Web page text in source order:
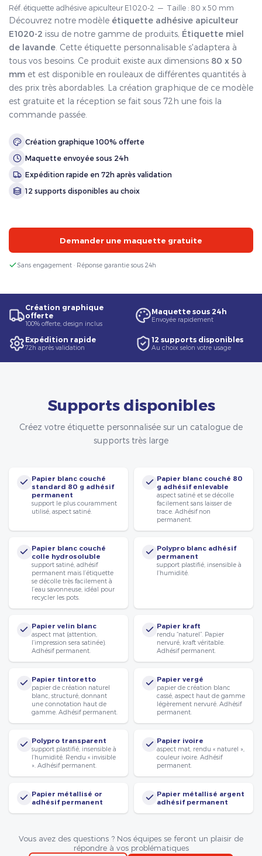
Réf. étiquette adhésive apiculteur E1020-2 — Taille : 80 x 50 mm
Découvrez notre modèle étiquette adhésive apiculteur
E1020-2 issu de notre gamme de produits, Étiquette miel
de lavande . Cette étiquette personnalisable s'adaptera à
tous vos besoins. Ce produit existe aux dimensions 80 x 50
mm et est disponible en rouleaux de différentes quantités à
des prix très abordables. La création graphique de ce modèle
est gratuite et la réception se fait sous 72h une fois la
commande passée.
Création graphique 100% offerte
Maquette envoyée sous 24h
Expédition rapide en 72h après validation
12 supports disponibles au choix
Demander une maquette gratuite
Sans engagement · Réponse garantie sous 24h
Création graphique
offerte
100% offerte, design inclus
Maquette sous 24h
Envoyée rapidement
Expédition rapide
72h après validation
12 supports disponibles
Au choix selon votre usage
Supports disponibles
Créez votre étiquette personnalisée sur un catalogue de
supports très large
Papier blanc couché
standard 80 g adhésif
permanent
support le plus couramment
utilisé, aspect satiné.
Papier blanc couché 80
g adhésif enlevable
aspect satiné et se décolle
facilement sans laisser de
trace. Adhésif non
permanent.
Papier blanc couché
colle hydrosoluble
support satiné, adhésif
permanent mais l’étiquette
se décolle très facilement à
l’eau savonneuse, idéal pour
recycler les pots.
Polypro blanc adhésif
permanent
support plastifié, insensible à
l’humidité.
Papier velin blanc
aspect mat (attention,
l’impression sera satinée).
Adhésif permanent.
Papier kraft
rendu “naturel”. Papier
nervuré, kraft véritable.
Adhésif permanent.
Papier tintoretto
papier de création naturel
blanc, structuré, donnant
une connotation haut de
gamme. Adhésif permanent.
Papier vergé
papier de création blanc
cassé, aspect haut de gamme
légèrement nervuré. Adhésif
permanent.
Polypro transparent
support plastifié, insensible à
l’humidité. Rendu « invisible
». Adhésif permanent.
Papier ivoire
aspect mat, rendu « naturel »,
couleur ivoire. Adhésif
permanent.
Papier métallisé or
adhésif permanent
Papier métallisé argent
adhésif permanent
Vous avez des questions ? Nos équipes se feront un plaisir de
répondre à vos problématiques